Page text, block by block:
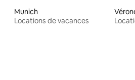
Munich
Locations de vacances